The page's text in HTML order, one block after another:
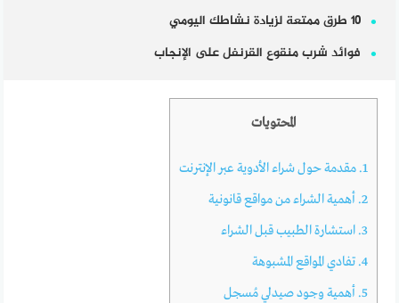
١٠ طرق ممتعة لزيادة نشاطك اليومي
فوائد شرب منقوع القرنفل على الإنجاب
المحتويات
1. مقدمة حول شراء الأدوية عبر الإنترنت
2. أهمية الشراء من مواقع قانونية
3. استشارة الطبيب قبل الشراء
4. تفادي المواقع المشبوهة
5. أهمية وجود صيدلي مُسجل